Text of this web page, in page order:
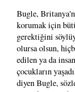
Bugle,
korumak için
gerektiğini
olursa olsun,
edilen ya da
çocukların
diyen Bugle,